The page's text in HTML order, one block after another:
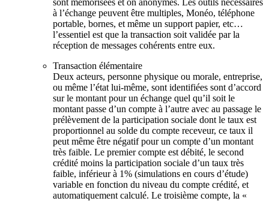
sont mémorisées et on anonymes. Les outils nécessaires
à l’échange peuvent être multiples, Monéo, téléphone
portable, bornes, et même un support papier, etc…
l’essentiel est que la transaction soit validée par la
réception de messages cohérents entre eux.
Transaction élémentaire
Deux acteurs, personne physique ou morale, entreprise,
ou même l’état lui-même, sont identifiées sont d’accord
sur le montant pour un échange quel qu’il soit le
montant passe d’un compte à l’autre avec au passage le
prélèvement de la participation sociale dont le taux est
proportionnel au solde du compte receveur, ce taux il
peut même être négatif pour un compte d’un montant
très faible. Le premier compte est débité, le second
crédité moins la participation sociale d’un taux très
faible, inférieur à 1% (simulations en cours d’étude)
variable en fonction du niveau du compte crédité, et
automatiquement calculé. Le troisième compte, la «